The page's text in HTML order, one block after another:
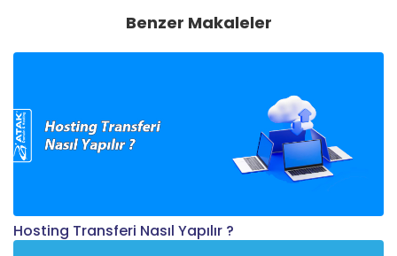
Benzer Makaleler
Hosting Transferi Nasıl Yapılır ?